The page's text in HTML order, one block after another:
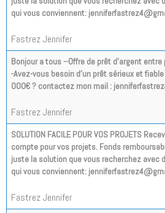
qui vous conviennent:
Fastrez Jennifer
Bonjour a tous --Offre de prêt d'argent
-Avez-vous besoin d'un prêt sérieux et
000€ ? contactez mon mail :
Fastrez Jennifer
SOLUTION FACILE POUR VOS PROJETS
compte pour vos projets. Fonds
juste la solution que vous recherchez avec
qui vous conviennent:
Fastrez Jennifer